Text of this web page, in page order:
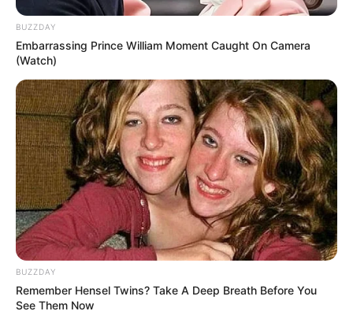
ราศีกรกฎ (16 กรกฎาคม – 16 สิงหาคม)
ปีนี้เหมือนเจอมรสุม“ไพ่นนทกสิ้นฤทธิ์” และ “ไพ่ 10 ดาบ”
ทำอะไรไปก็ไม่ได้ดี ช่วงกลางปีให้ระวังอุบัติเหตุจากของมีคม
และการเดินทาง อย่าไปคาดหวังอะไรจากใครมากจะผิดหวัง
การทำงานคอยแต่เกี่ยงกัน เรื่องดีๆ ก็แย่งกันรับ แต่พอมี
ปัญหาก็หนีเอาตัวรอด บรรยากาศแบบนี้ทำให้เบือได้ง่ายๆ
ช่วงปลายปีลองแสดงความสามารถ แสดงความคิดเห็นให้
เต็มที่ จะได้รับการยอมรับ
BUZZDAY
Embarrassing Prince William Moment Caught On Camera
(Watch)
BUZZDAY
Remember Hensel Twins? Take A Deep Breath Before You
See Them Now